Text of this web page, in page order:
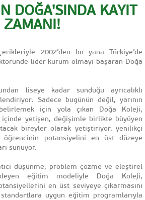
DOĞA'SINDA KAYIT
ZAMANI!
2002’den bu yana Türkiye’de
lider kurum olmayı başaran Doğa
liseye kadar sunduğu ayrıcalıklı
Sadece bugünün değil, yarının
için yola çıkan Doğa Koleji,
yetişen, değişimle birlikte büyüyen
bireyler olarak yetiştiriyor, yenilikçi
öğrencinin potansiyelini en üst düzeye
sunuyor.
düşünme, problem çözme ve eleştirel
eğitim modeliyle Doğa Koleji,
en üst seviyeye çıkarmasını
uygun eğitim programlarıyla